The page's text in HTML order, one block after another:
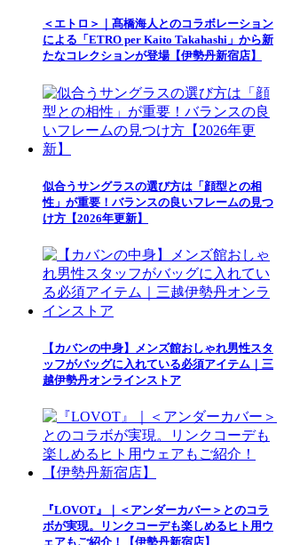
＜エトロ＞｜髙橋海人とのコラボレーション
による「ETRO per Kaito Takahashi」から新
たなコレクションが登場【伊勢丹新宿店】
似合うサングラスの選び方は「顔型との相
性」が重要！バランスの良いフレームの見つ
け方【2026年更新】
【カバンの中身】メンズ館おしゃれ男性スタ
ッフがバッグに入れている必須アイテム｜三
越伊勢丹オンラインストア
『LOVOT』｜＜アンダーカバー＞とのコラ
ボが実現。リンクコーデも楽しめるヒト用ウ
ェアもご紹介！【伊勢丹新宿店】